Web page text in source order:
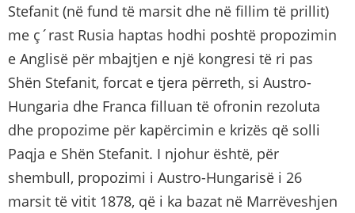
Stefanit (në fund të marsit dhe në fillim të prillit)
me ç´rast Rusia haptas hodhi poshtë propozimin
e Anglisë për mbajtjen e një kongresi të ri pas
Shën Stefanit, forcat e tjera përreth, si Austro-
Hungaria dhe Franca filluan të ofronin rezoluta
dhe propozime për kapërcimin e krizës që solli
Paqja e Shën Stefanit. I njohur është, për
shembull, propozimi i Austro-Hungarisë i 26
marsit të vitit 1878, që i ka bazat në Marrëveshjen